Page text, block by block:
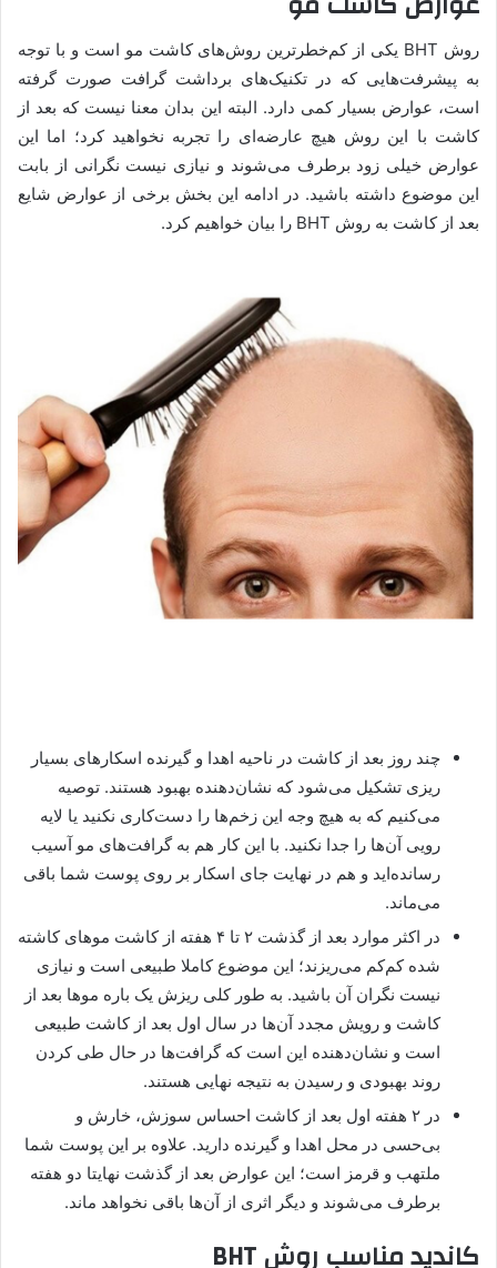
روش BHT یکی از کم‌خطرترین روش‌های کاشت مو است و با توجه
به پیشرفت‌هایی که در تکنیک‌های برداشت گرافت صورت گرفته
است، عوارض بسیار کمی دارد. البته این بدان معنا نیست که بعد از
کاشت با این روش هیچ عارضه‌ای را تجربه نخواهید کرد؛ اما این
عوارض خیلی زود برطرف می‌شوند و نیازی نیست نگرانی از بابت
این موضوع داشته باشید. در ادامه این بخش برخی از عوارض شایع
بعد از کاشت به روش BHT را بیان خواهیم کرد.
چند روز بعد از کاشت در ناحیه اهدا و گیرنده اسکارهای بسیار
ریزی تشکیل می‌شود که نشان‌دهنده بهبود هستند. توصیه
می‌کنیم که به هیچ وجه این زخم‌ها را دست‌کاری نکنید یا لایه
رویی آن‌ها را جدا نکنید. با این کار هم به گرافت‌های مو آسیب
رسانده‌اید و هم در نهایت جای اسکار بر روی پوست شما باقی
می‌ماند.
در اکثر موارد بعد از گذشت ۲ تا ۴ هفته از کاشت موهای کاشته
شده کم‌کم می‌ریزند؛ این موضوع کاملا طبیعی است و نیازی
نیست نگران آن باشید. به طور کلی ریزش یک باره موها بعد از
کاشت و رویش مجدد آن‌ها در سال اول بعد از کاشت طبیعی
است و نشان‌دهنده این است که گرافت‌ها در حال طی کردن
روند بهبودی و رسیدن به نتیجه نهایی هستند.
در ۲ هفته اول بعد از کاشت احساس سوزش، خارش و
بی‌حسی در محل اهدا و گیرنده دارید. علاوه بر این پوست شما
ملتهب و قرمز است؛ این عوارض بعد از گذشت نهایتا دو هفته
برطرف می‌شوند و دیگر اثری از آن‌ها باقی نخواهد ماند.
کاندید مناسب روش BHT